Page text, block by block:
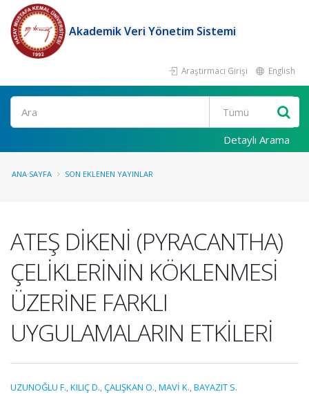
Akademik Veri Yönetim Sistemi
Araştırmacı Girişi English
Ara
Detaylı Arama
ANA SAYFA SON EKLENEN YAYINLAR
ATEŞ DİKENİ (PYRACANTHA)
ÇELİKLERİNİN KÖKLENMESİ
ÜZERİNE FARKLI
UYGULAMALARIN ETKİLERİ
UZUNOĞLU F.,KILIÇ D.,ÇALIŞKAN O.,MAVİ K.,BAYAZIT S.